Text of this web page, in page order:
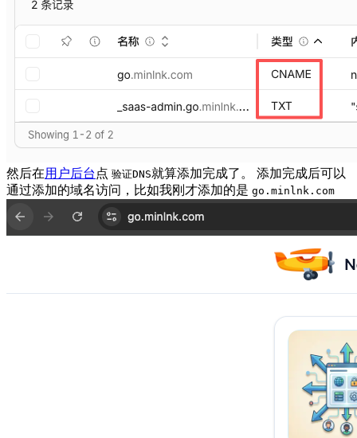
然后在用户后台 点 验证DNS就算添加完成了。 添加完成后可以
通过添加的域名访问，比如我刚才添加的是 go.minlnk.com